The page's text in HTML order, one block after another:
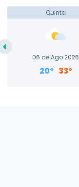
Quinta
06 de Ago 2026
20º 33º